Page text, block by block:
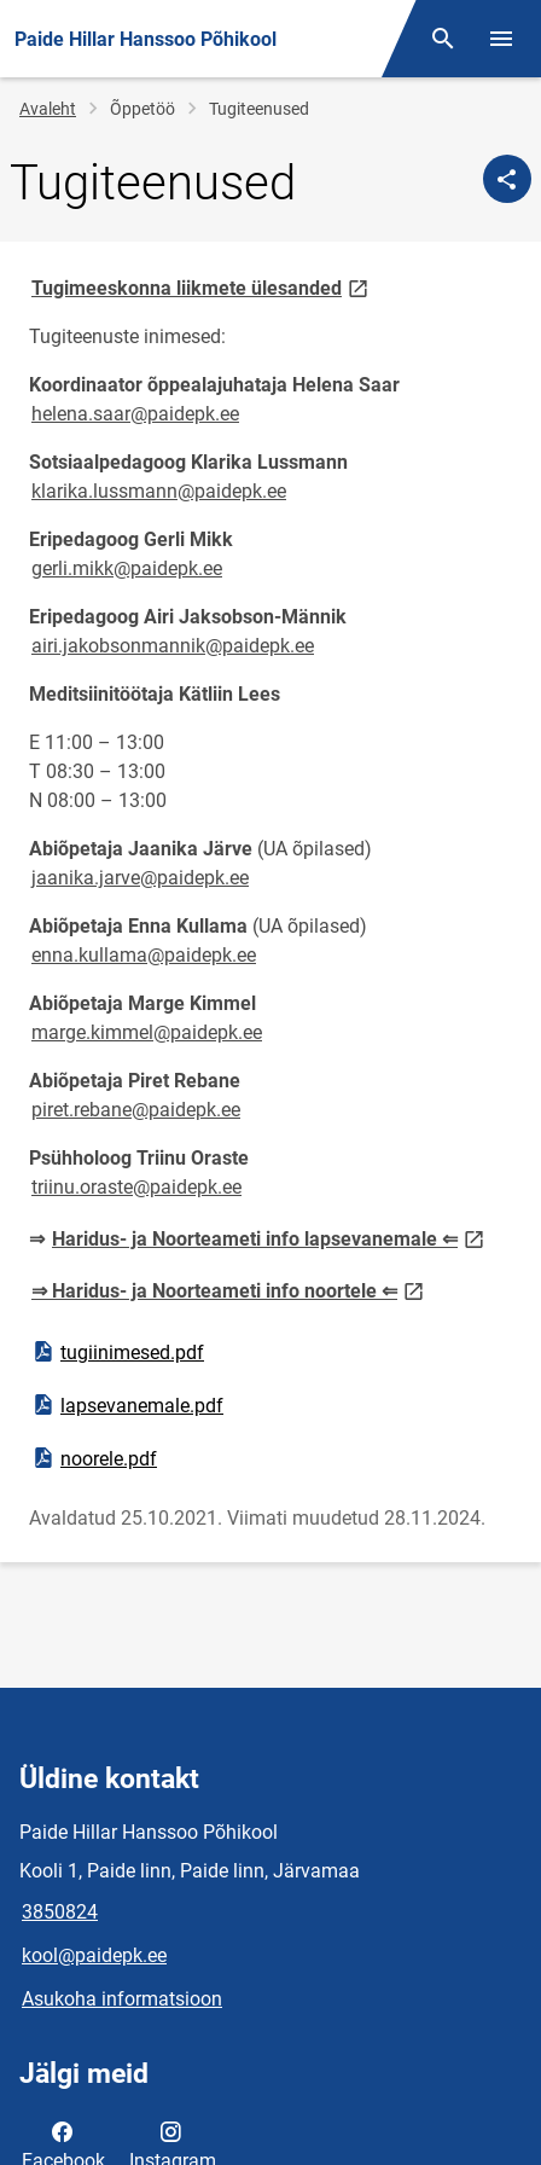
Paide Hillar Hanssoo Põhikool Otsing
Jälglink
Avaleht Õppetöö Tugiteenused
Tugiteenused
Tugimeeskonna liikmete ülesandedlink opens on new page
Tugiteenuste inimesed:
Koordinaator õppealajuhataja Helena Saar
helena.saar@paidepk.ee
Sotsiaalpedagoog Klarika Lussmann
klarika.lussmann@paidepk.ee
Eripedagoog Gerli Mikk
gerli.mikk@paidepk.ee
Eripedagoog Airi Jaksobson-Männik
airi.jakobsonmannik@paidepk.ee
Meditsiinitöötaja Kätliin Lees
E 11:00 – 13:00
T 08:30 – 13:00
N 08:00 – 13:00
Abiõpetaja Jaanika Järve (UA õpilased)
jaanika.jarve@paidepk.ee
Abiõpetaja Enna Kullama (UA õpilased)
enna.kullama@paidepk.ee
Abiõpetaja Marge Kimmel
marge.kimmel@paidepk.ee
Abiõpetaja Piret Rebane
piret.rebane@paidepk.ee
Psühholoog Triinu Oraste
triinu.oraste@paidepk.ee
⇒ Haridus- ja Noorteameti info lapsevanemale ⇐link
⇒ Haridus- ja Noorteameti info noortele ⇐link opens on
tugiinimesed.pdf
Ava PDF-dokument
lapsevanemale.pdf
Ava PDF-dokument
noorele.pdf
Ava PDF-dokument
Avaldatud 25.10.2021. Viimati muudetud 28.11.2024.
Üldine kontakt
Paide Hillar Hanssoo Põhikool
Kooli 1, Paide linn, Paide linn, Järvamaa
3850824
kool@paidepk.ee
Asukoha informatsioon
Jälgi meid